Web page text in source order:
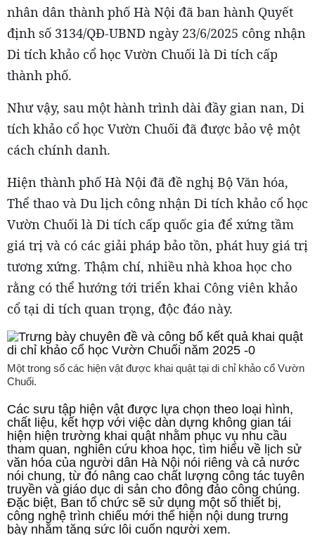
nhân dân thành phố Hà Nội đã ban hành Quyết
định số 3134/QĐ-UBND ngày 23/6/2025 công nhận
Di tích khảo cổ học Vườn Chuối là Di tích cấp
thành phố.
Như vậy, sau một hành trình dài đầy gian nan, Di
tích khảo cổ học Vườn Chuối đã được bảo vệ một
cách chính danh.
Hiện thành phố Hà Nội đã đề nghị Bộ Văn hóa,
Thể thao và Du lịch công nhận Di tích khảo cổ học
Vườn Chuối là Di tích cấp quốc gia để xứng tầm
giá trị và có các giải pháp bảo tồn, phát huy giá trị
tương xứng. Thậm chí, nhiều nhà khoa học cho
rằng có thể hướng tới triển khai Công viên khảo
cổ tại di tích quan trọng, độc đáo này.
Một trong số các hiện vật được khai quật tại di chỉ khảo cổ Vườn
Chuối.
Các sưu tập hiện vật được lựa chọn theo loại hình,
chất liệu, kết hợp với việc dàn dựng không gian tái
hiện hiện trường khai quật nhằm phục vụ nhu cầu
tham quan, nghiên cứu khoa học, tìm hiểu về lịch sử
văn hóa của người dân Hà Nội nói riêng và cả nước
nói chung, từ đó nâng cao chất lượng công tác tuyên
truyền và giáo dục di sản cho đông đảo công chúng.
Đặc biệt, Ban tổ chức sẽ sử dụng một số thiết bị,
công nghệ trình chiếu mới thể hiện nội dung trưng
bày nhằm tăng sức lôi cuốn người xem.